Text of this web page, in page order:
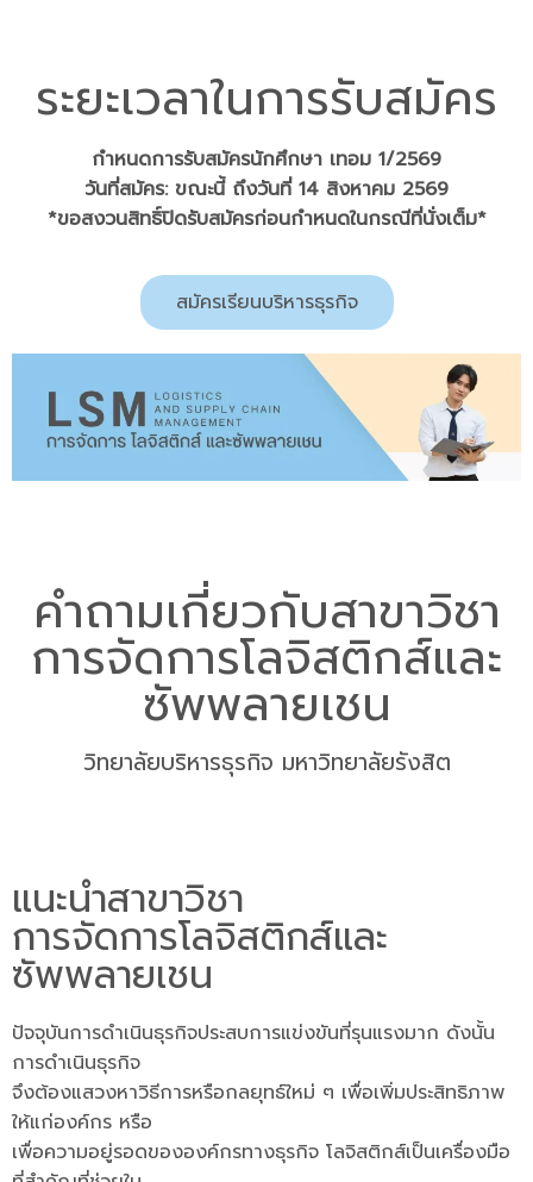
ระยะเวลาในการรับสมัคร
กำหนดการรับสมัครนักศึกษา เทอม 1/2569
วันที่สมัคร: ขณะนี้ ถึงวันที่ 14 สิงหาคม 2569
*ขอสงวนสิทธิ์ปิดรับสมัครก่อนกำหนดในกรณีที่นั่งเต็ม*
สมัครเรียนบริหารธุรกิจ
คำถามเกี่ยวกับสาขาวิชา
การจัดการโลจิสติกส์และ
ซัพพลายเชน
วิทยาลัยบริหารธุรกิจ มหาวิทยาลัยรังสิต
แนะนำสาขาวิชา
การจัดการโลจิสติกส์และ
ซัพพลายเชน
ปัจจุบันการดำเนินธุรกิจประสบการแข่งขันที่รุนแรงมาก ดังนั้น
การดำเนินธุรกิจ
จึงต้องแสวงหาวิธีการหรือกลยุทธ์ใหม่ ๆ เพื่อเพิ่มประสิทธิภาพ
ให้แก่องค์กร หรือ
เพื่อความอยู่รอดขององค์กรทางธุรกิจ โลจิสติกส์เป็นเครื่องมือ